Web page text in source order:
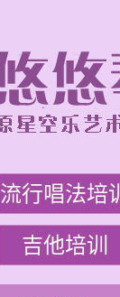
流行唱法培训
吉他培训